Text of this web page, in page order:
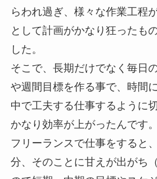
らわれ過ぎ、様々な作業工程
として計画がかなり狂ったも
した。
そこで、長期だけでなく毎日
や週間目標を作る事で、時間
中で工夫する仕事するように
かなり効率が上がったんです。
フリーランスで仕事をすると
分、そのことに甘えが出がち